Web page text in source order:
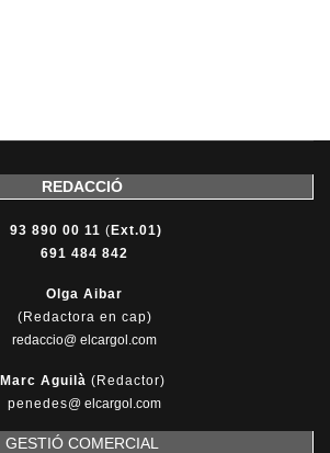
REDACCIÓ
93 890 00 11 ( Ext.01)
691 484 842
Olga Aibar
(Redactora en cap)
redaccio@ elcargol.com
Marc Aguilà (Redactor)
penedes@ elcargol.com
GESTIÓ COMERCIAL